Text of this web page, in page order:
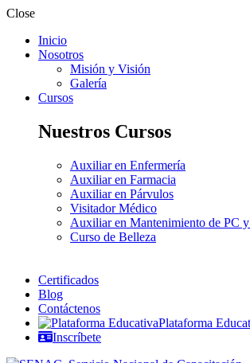
Close
Inicio
Nosotros
Misión y Visión
Galería
Cursos
Nuestros Cursos
Auxiliar en Enfermería
Auxiliar en Farmacia
Auxiliar en Párvulos
Visitador Médico
Auxiliar en Mantenimiento de PC
Curso de Belleza
Certificados
Blog
Contáctenos
Plataforma
Inscríbete